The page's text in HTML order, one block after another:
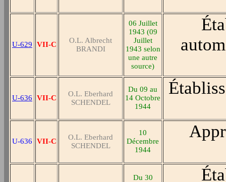
U-629 VII-C
O.L. Albrecht
BRANDI
06 Juillet
1943 (09
Juillet
1943 selon
une autre
source)
U-636 VII-C
O.L. Eberhard
SCHENDEL
Du 09 au
14 Octobre
1944
U-636 VII-C
O.L. Eberhard
SCHENDEL
10
Décembre
1944
Du 30